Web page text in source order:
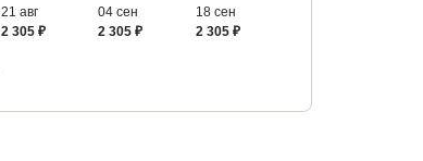
21 авг
2 305 ₽
04 сен
2 305 ₽
18 сен
2 305 ₽